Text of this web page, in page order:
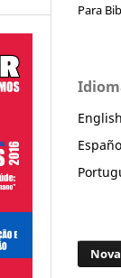
Para
English